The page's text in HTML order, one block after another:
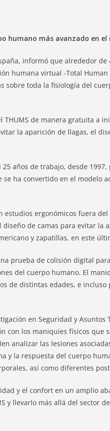
humano más avanzado en el
informó que alrededor
humana virtual -Total Human
sobre toda la fisiología del
de manera gratuita a
la aparición de llagas, el
años de trabajo, desde
ha convertido en el modelo
estudios ergonómicos fuera
de camas para evitar la
y zapatillas, en este
prueba de colisión digital
del cuerpo humano. El
de distintas edades, e
en Seguridad y Asuntos
con los maniquíes físicos
analizar las lesiones
y la respuesta del cuerpo
así como diferentes
y el confort en un amplio
y llevarlo más allá del sector